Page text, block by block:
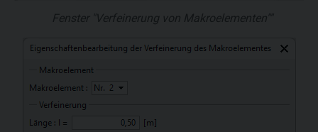
Fenster "Verfeinerung von Makroelementen""